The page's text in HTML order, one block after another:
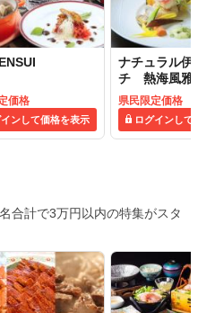
価格
インして価格を表示
ナチュラル伊
チ 熱海風雅
県民限定価格
ログインして
合計で3万円以内の特集がスタ